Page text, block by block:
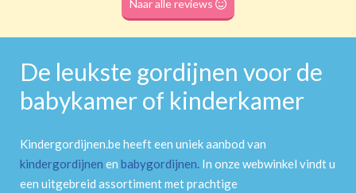
Naar alle reviews
De leukste gordijnen voor de
babykamer of kinderkamer
Kindergordijnen.be heeft een uniek aanbod van
kindergordijnen en babygordijnen. In onze webwinkel vindt u
een uitgebreid assortiment met prachtige